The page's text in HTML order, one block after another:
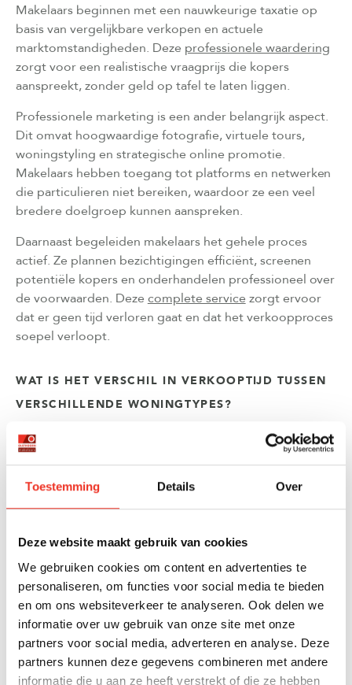
Toestemming Details Over
Deze website maakt gebruik van cookies
We gebruiken cookies om content en advertenties te
personaliseren, om functies voor social media te bieden
en om ons websiteverkeer te analyseren. Ook delen we
informatie over uw gebruik van onze site met onze
partners voor social media, adverteren en analyse. Deze
partners kunnen deze gegevens combineren met andere
informatie die u aan ze heeft verstrekt of die ze hebben
Makelaars beginnen met een nauwkeurige taxatie op
basis van vergelijkbare verkopen en actuele
marktomstandigheden. Deze professionele waardering
zorgt voor een realistische vraagprijs die kopers
aanspreekt, zonder geld op tafel te laten liggen.
Professionele marketing is een ander belangrijk aspect.
Dit omvat hoogwaardige fotografie, virtuele tours,
woningstyling en strategische online promotie.
Makelaars hebben toegang tot platforms en netwerken
die particulieren niet bereiken, waardoor ze een veel
bredere doelgroep kunnen aanspreken.
Daarnaast begeleiden makelaars het gehele proces
actief. Ze plannen bezichtigingen efficiënt, screenen
potentiële kopers en onderhandelen professioneel over
de voorwaarden. Deze complete service zorgt ervoor
dat er geen tijd verloren gaat en dat het verkoopproces
soepel verloopt.
WAT IS HET VERSCHIL IN VERKOOPTIJD TUSSEN
VERSCHILLENDE WONINGTYPES?
Appartementen verkopen gemiddeld het snelst (4-8
weken), gevolgd door eengezinswoningen (6-10 weken),
koop kunnen staan (3-6 maanden). De doelgroep en de
beschikbaarheid van vergelijkbare woningen bepalen
Starterswoningen, zoals kleine appartementen en
rijtjeshuizen, hebben vaak de kortste verkooptijd omdat
er veel vraag naar is. Deze woningen trekken een grote
groep potentiële kopers aan, wat resulteert in snellere
verkopen en soms zelfs biedingen boven de vraagprijs.
Gezinswoningen in het middensegment hebben een